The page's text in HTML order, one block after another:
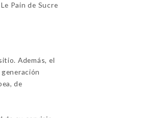
Pain de Sucre
Además, el
de